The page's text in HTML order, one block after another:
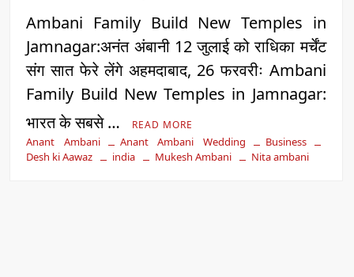
Ambani Family Build New Temples in
Jamnagar:अनंत अंबानी 12 जुलाई को राधिका मर्चेंट
संग सात फेरे लेंगे अहमदाबाद, 26 फरवरीः Ambani
Family Build New Temples in Jamnagar:
भारत के सबसे …
READ MORE
Anant Ambani Anant Ambani Wedding
Business
Desh ki Aawaz
india Mukesh Ambani Nita ambani